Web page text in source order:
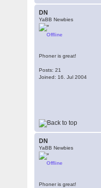
DN
YaBB Newbies
Offline
Phoner is great!
Posts: 21
Joined: 16. Jul 2004
DN
YaBB Newbies
Offline
Phoner is great!